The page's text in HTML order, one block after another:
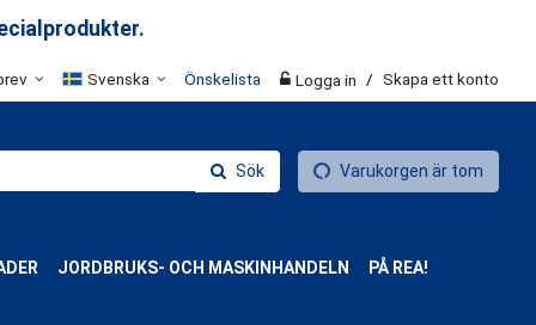
Svenska Önskelista Logga in / Skapa ett konto
Sök Varukorgen är tom
JORDBRUKS- OCH MASKINHANDELN PÅ REA!